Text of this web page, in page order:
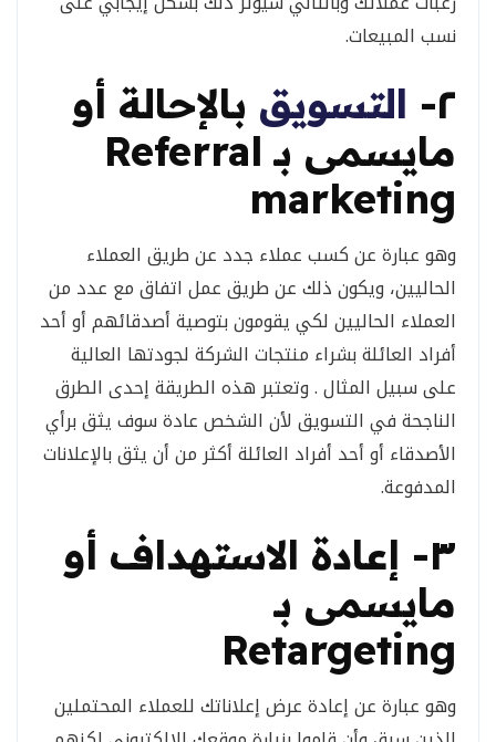
نسب المبيعات.
٢- التسويق بالإحالة أو
مايسمى بـ Referral
marketing
وهو عبارة عن كسب عملاء جدد عن طريق العملاء
الحاليين، ويكون ذلك عن طريق عمل اتفاق مع عدد من
العملاء الحاليين لكي يقومون بتوصية أصدقائهم أو أحد
أفراد العائلة بشراء منتجات الشركة لجودتها العالية
على سبيل المثال . وتعتبر هذه الطريقة إحدى الطرق
الناجحة في التسويق لأن الشخص عادة سوف يثق برأي
الأصدقاء أو أحد أفراد العائلة أكثر من أن يثق بالإعلانات
المدفوعة.
٣- إعادة الاستهداف أو
مايسمى بـ
Retargeting
وهو عبارة عن إعادة عرض إعلاناتك للعملاء المحتملين